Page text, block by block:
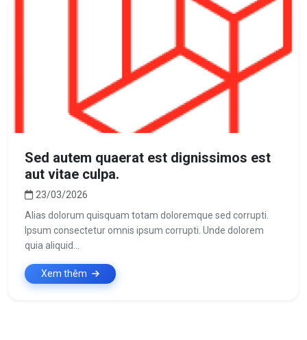
Sed autem quaerat est dignissimos est
aut vitae culpa.
23/03/2026
Alias dolorum quisquam totam doloremque sed corrupti.
Ipsum consectetur omnis ipsum corrupti. Unde dolorem
quia aliquid...
Xem thêm